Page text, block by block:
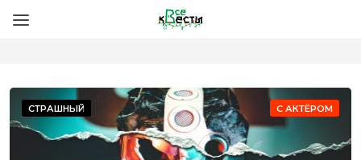
С АКТЁРОМ
СТРАШНЫЙ